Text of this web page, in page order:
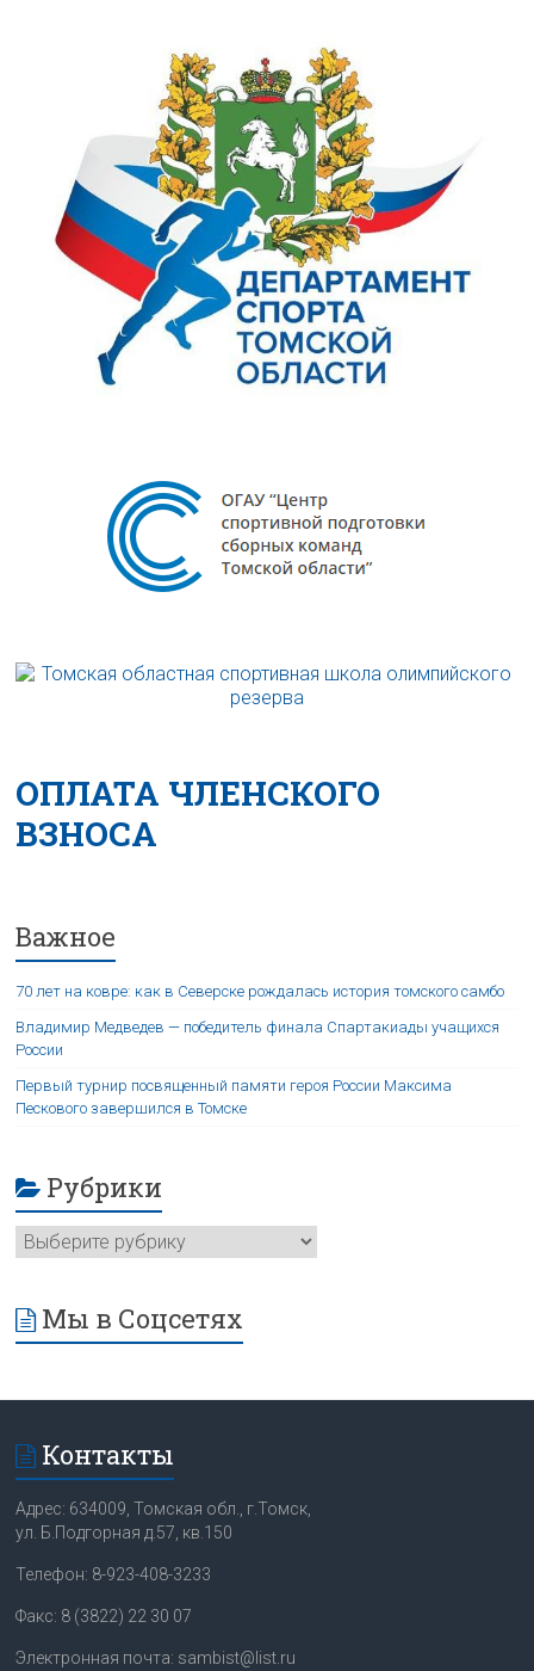
ОПЛАТА ЧЛЕНСКОГО
ВЗНОСА
Важное
70 лет на ковре: как в Северске рождалась история томского самбо
Владимир Медведев — победитель финала Спартакиады учащихся
России
Первый турнир посвященный памяти героя России Максима
Пескового завершился в Томске
Рубрики
Мы в Соцсетях
Контакты
Адрес: 634009, Томская обл., г.Томск,
ул. Б.Подгорная д.57, кв.150
Телефон: 8-923-408-3233
Факс: 8 (3822) 22 30 07
Электронная почта: sambist@list.ru